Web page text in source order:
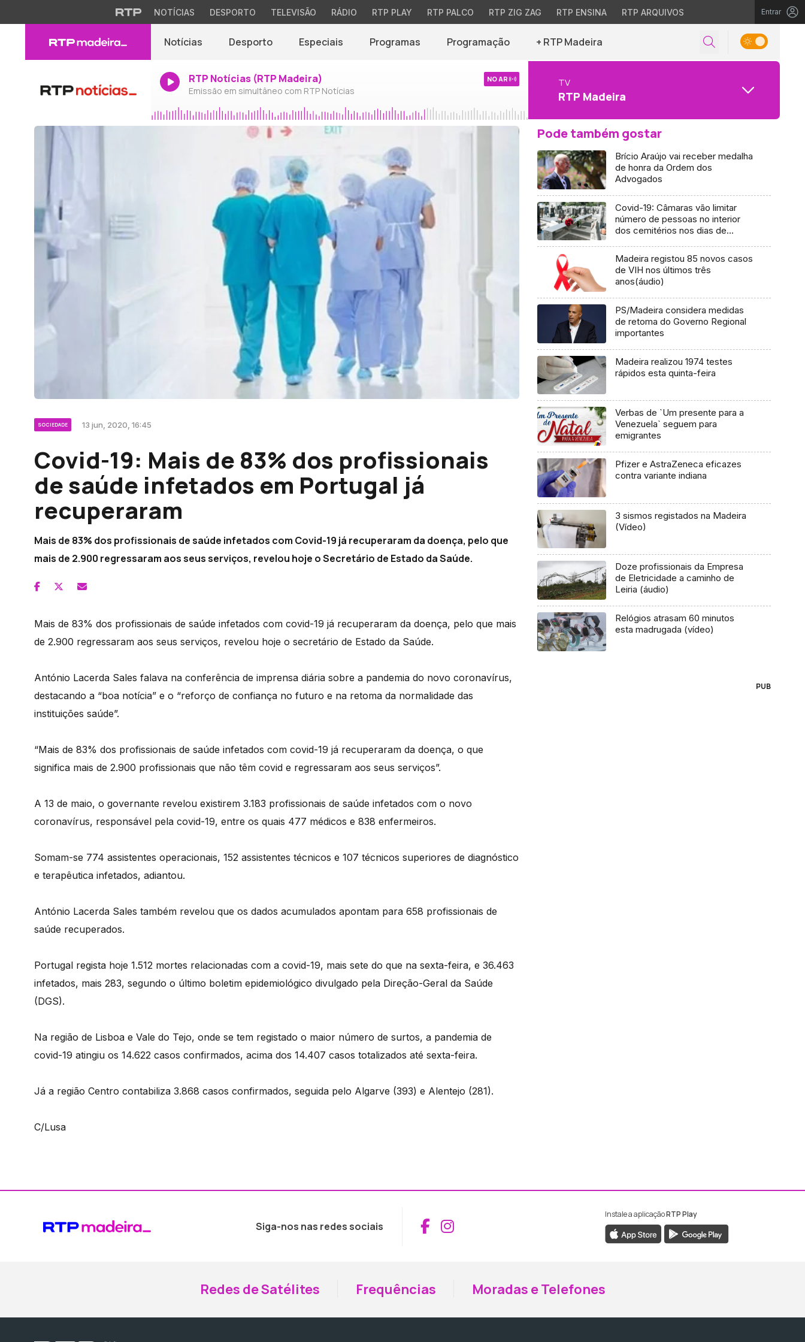
NOTÍCIAS DESPORTO TELEVISÃO RÁDIO RTP PLAY RTP PALCO RTP ZIG ZAG RTP ENSINA RTP ARQUIVOS Entrar
Notícias Desporto Especiais Programas Programação + RTP Madeira
RTP Notícias (RTP Madeira)
Emissão em simultâneo com RTP Notícias
NO AR TV
RTP Madeira
SOCIEDADE 13 jun, 2020, 16:45
Covid-19: Mais de 83% dos profissionais
de saúde infetados em Portugal já
recuperaram
Mais de 83% dos profissionais de saúde infetados com Covid-19 já recuperaram da doença, pelo que
mais de 2.900 regressaram aos seus serviços, revelou hoje o Secretário de Estado da Saúde.
Mais de 83% dos profissionais de saúde infetados com covid-19 já recuperaram da doença, pelo que mais
de 2.900 regressaram aos seus serviços, revelou hoje o secretário de Estado da Saúde.
António Lacerda Sales falava na conferência de imprensa diária sobre a pandemia do novo coronavírus,
destacando a “boa notícia” e o “reforço de confiança no futuro e na retoma da normalidade das
instituições saúde”.
“Mais de 83% dos profissionais de saúde infetados com covid-19 já recuperaram da doença, o que
significa mais de 2.900 profissionais que não têm covid e regressaram aos seus serviços”.
A 13 de maio, o governante revelou existirem 3.183 profissionais de saúde infetados com o novo
coronavírus, responsável pela covid-19, entre os quais 477 médicos e 838 enfermeiros.
Somam-se 774 assistentes operacionais, 152 assistentes técnicos e 107 técnicos superiores de diagnóstico
e terapêutica infetados, adiantou.
António Lacerda Sales também revelou que os dados acumulados apontam para 658 profissionais de
saúde recuperados.
Portugal regista hoje 1.512 mortes relacionadas com a covid-19, mais sete do que na sexta-feira, e 36.463
infetados, mais 283, segundo o último boletim epidemiológico divulgado pela Direção-Geral da Saúde
(DGS).
Na região de Lisboa e Vale do Tejo, onde se tem registado o maior número de surtos, a pandemia de
covid-19 atingiu os 14.622 casos confirmados, acima dos 14.407 casos totalizados até sexta-feira.
Já a região Centro contabiliza 3.868 casos confirmados, seguida pelo Algarve (393) e Alentejo (281).
C/Lusa
Pode também gostar
Brício Araújo vai receber medalha
de honra da Ordem dos
Advogados
Covid-19: Câmaras vão limitar
número de pessoas no interior
dos cemitérios nos dias de
(Vídeo)
Madeira registou 85 novos casos
de VIH nos últimos três
anos(áudio)
PS/Madeira considera medidas
de retoma do Governo Regional
importantes
Madeira realizou 1974 testes
rápidos esta quinta-feira
Verbas de `Um presente para a
Venezuela` seguem para
emigrantes
Pfizer e AstraZeneca eficazes
contra variante indiana
3 sismos registados na Madeira
(Vídeo)
Doze profissionais da Empresa
de Eletricidade a caminho de
Leiria (áudio)
Relógios atrasam 60 minutos
esta madrugada (vídeo)
PUB
Siga-nos nas redes sociais Aceder ao Facebook da RTP Madeira
Aceder ao Instagram da RTP Madeira
Instale a aplicaçãoRTP Play
Redes de Satélites Frequências Moradas e Telefones